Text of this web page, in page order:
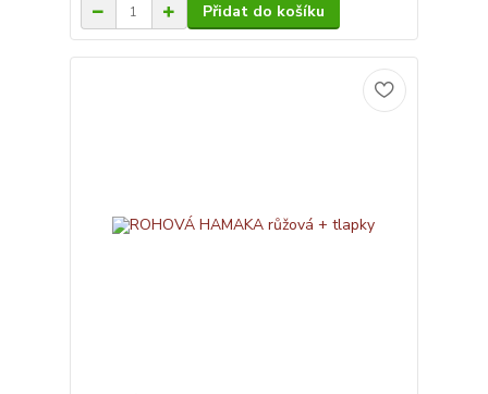
Přidat do košíku